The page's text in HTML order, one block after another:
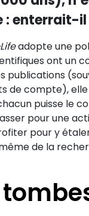
: enterrait-il
adopte une
ont un
publications
de compte),
puisse le
pour une
pour y
de la